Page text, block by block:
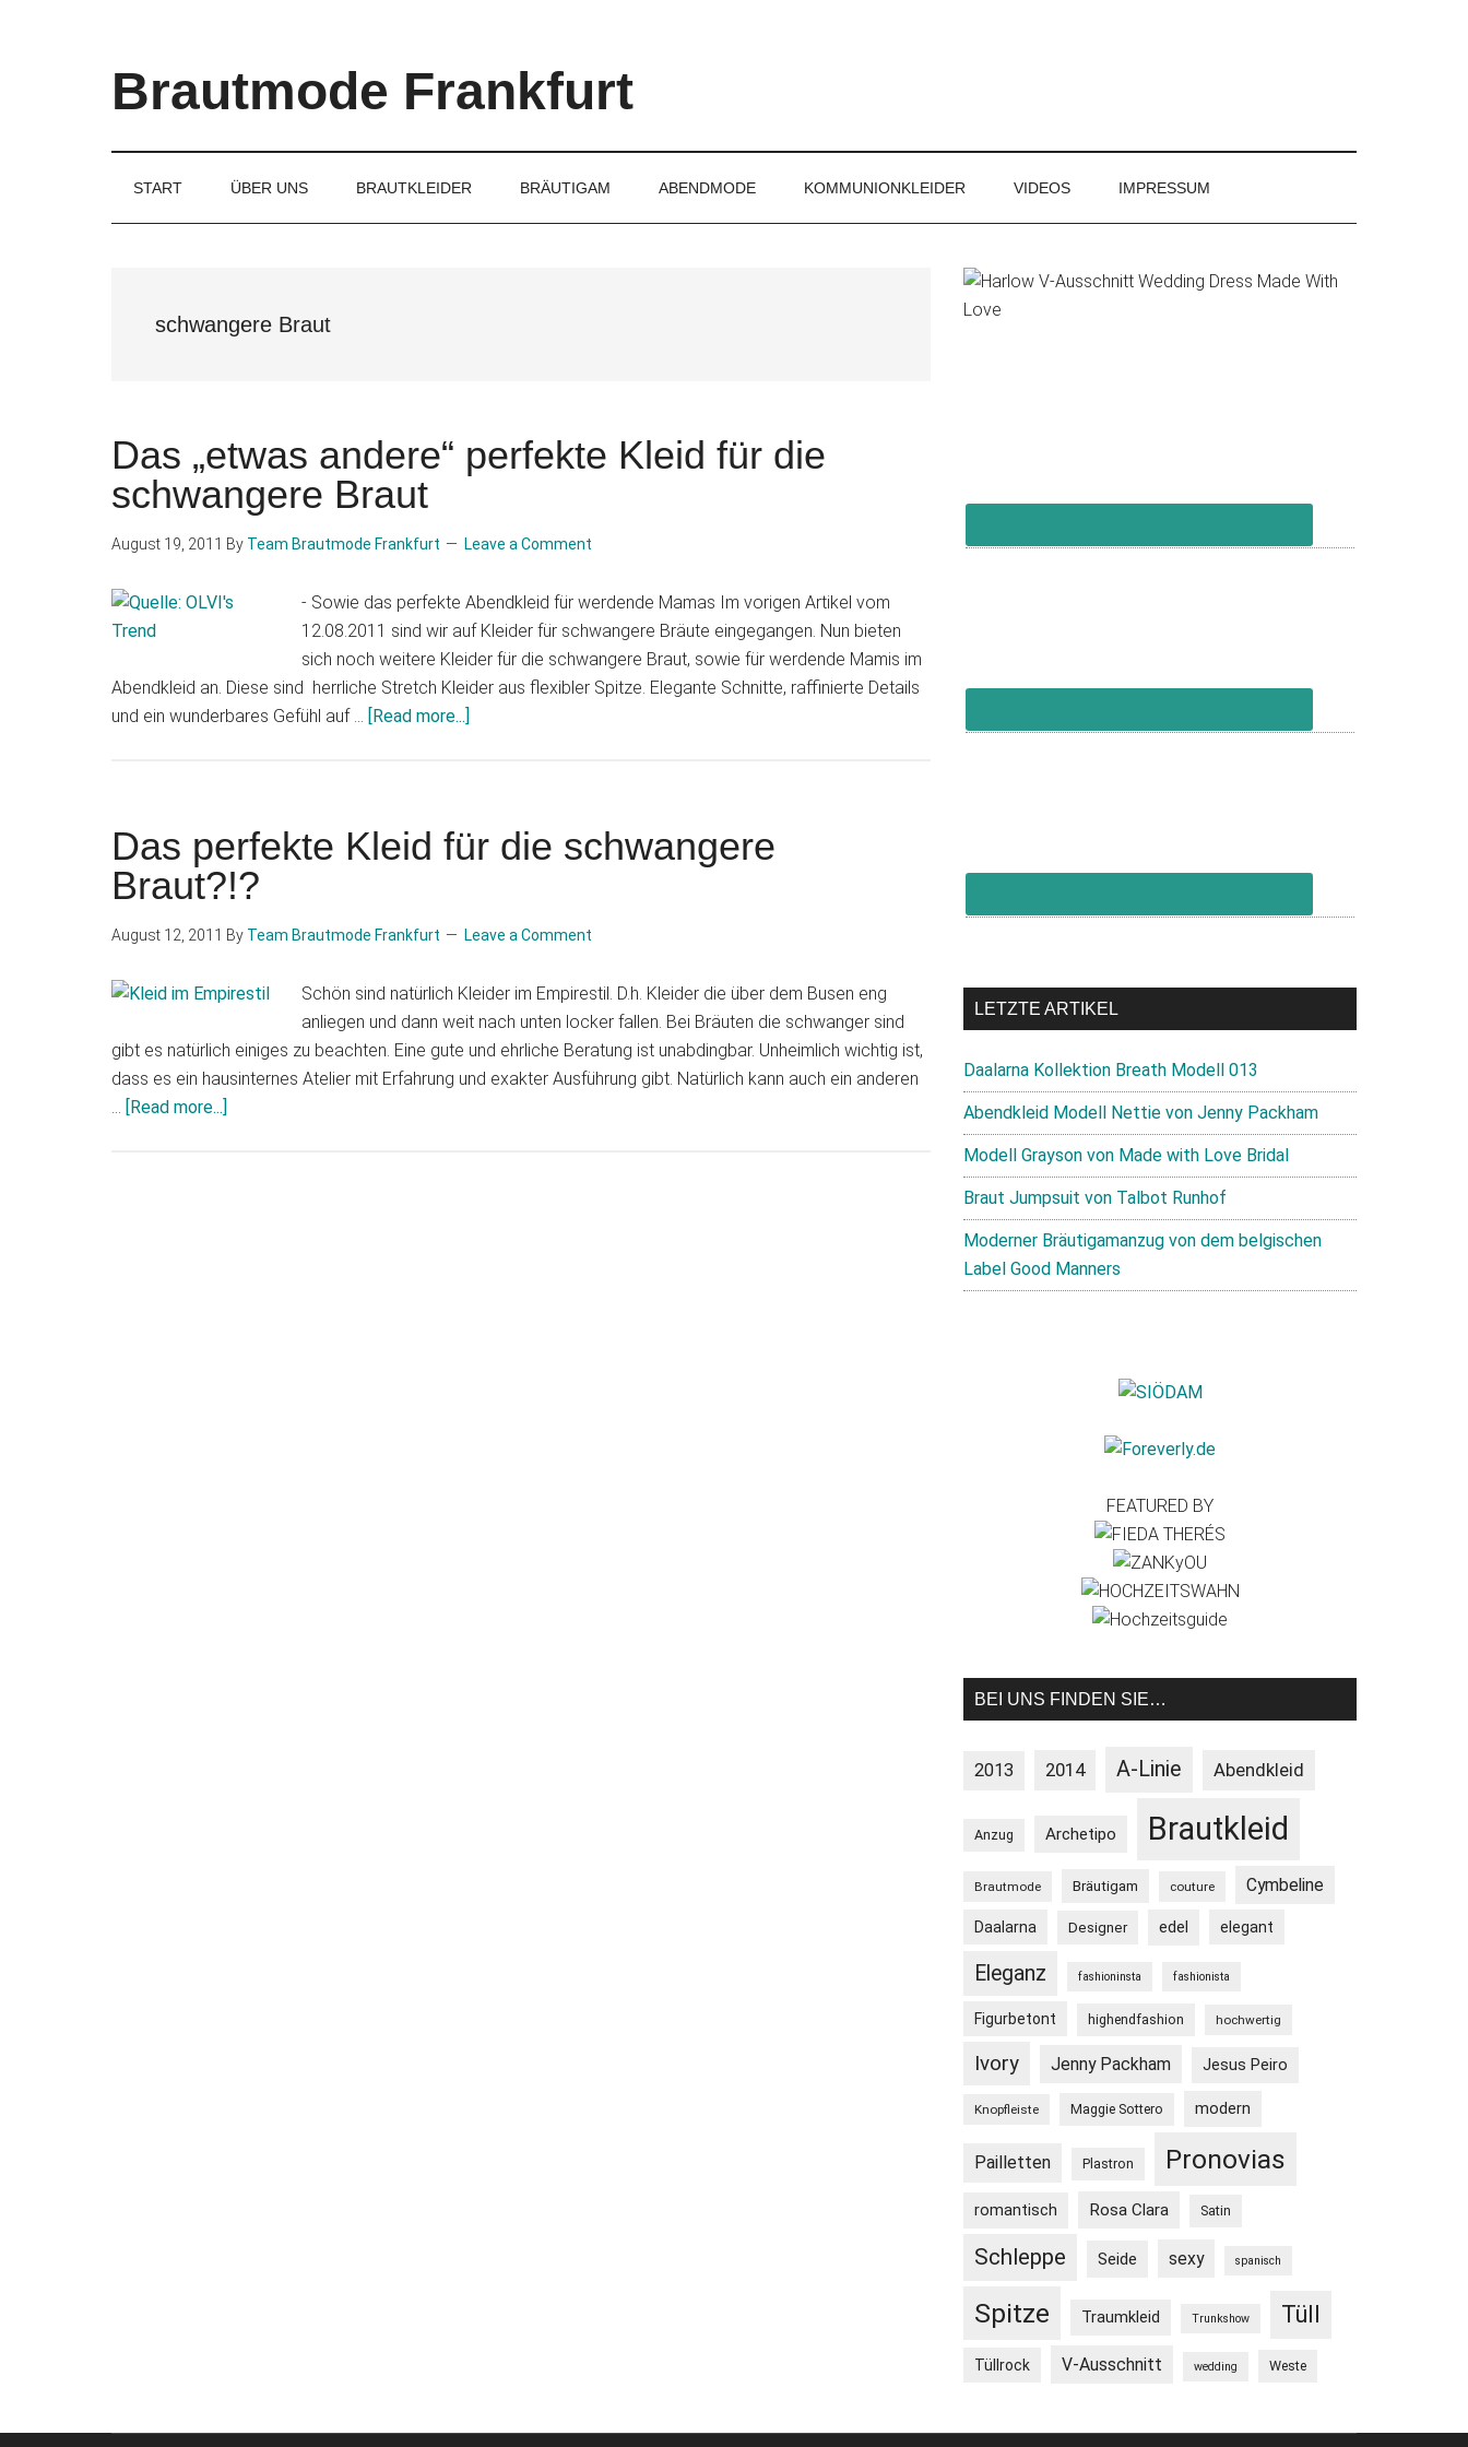
Brautmode Frankfurt
Brautmode
START ÜBER UNS BRAUTKLEIDER BRÄUTIGAM ABENDMODE KOMMUNIONKLEIDER VIDEOS IMPRESSUM
schwangere Braut
Das „etwas andere“ perfekte Kleid für die
schwangere Braut
August 19, 2011 By Team Brautmode Frankfurt Leave a Comment
- Sowie das perfekte Abendkleid für werdende Mamas Im vorigen Artikel vom
12.08.2011 sind wir auf Kleider für schwangere Bräute eingegangen. Nun bieten
sich noch weitere Kleider für die schwangere Braut, sowie für werdende Mamis im
Abendkleid an. Diese sind herrliche Stretch Kleider aus flexibler Spitze. Elegante Schnitte, raffinierte Details
und ein wunderbares Gefühl auf … [Read more...]
perfekte
Kleid
schwangere
Das perfekte Kleid für die schwangere
Braut?!?
August 12, 2011 By Team Brautmode Frankfurt Leave a Comment
Schön sind natürlich Kleider im Empirestil. D.h. Kleider die über dem Busen eng
anliegen und dann weit nach unten locker fallen. Bei Bräuten die schwanger sind
gibt es natürlich einiges zu beachten. Eine gute und ehrliche Beratung ist unabdingbar. Unheimlich wichtig ist,
dass es ein hausinternes Atelier mit Erfahrung und exakter Ausführung gibt. Natürlich kann auch ein anderen
… [Read more...]
Primary
Sidebar
LETZTE ARTIKEL
Daalarna Kollektion Breath Modell 013
Abendkleid Modell Nettie von Jenny Packham
Modell Grayson von Made with Love Bridal
Braut Jumpsuit von Talbot Runhof
Moderner Bräutigamanzug von dem belgischen
Label Good Manners
FEATURED BY
BEI UNS FINDEN SIE…
2013 2014 A-Linie Abendkleid
Anzug Archetipo Brautkleid
Brautmode Bräutigam couture Cymbeline
Daalarna Designer edel elegant
Eleganz fashioninsta fashionista
Figurbetont highendfashion hochwertig
Ivory Jenny Packham Jesus Peiro
Knopfleiste Maggie Sottero modern
Pailletten Plastron Pronovias
romantisch Rosa Clara Satin
Schleppe Seide sexy spanisch
Spitze Traumkleid Trunkshow Tüll
Tüllrock V-Ausschnitt wedding Weste